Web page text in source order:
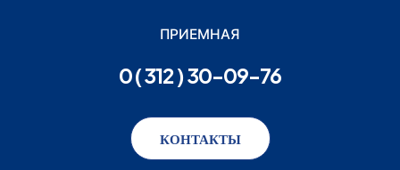
ПРИЕМНАЯ
0 ( 312 ) 30-09-76
КОНТАКТЫ